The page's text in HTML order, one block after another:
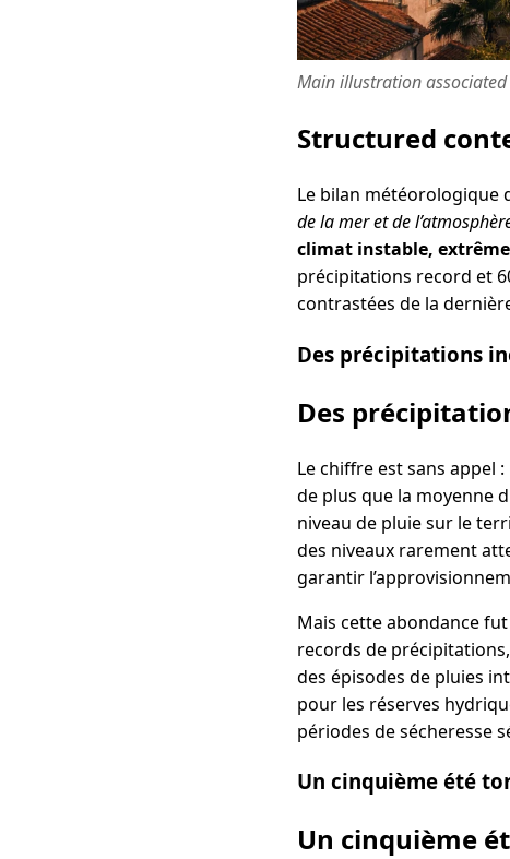
Main illustration
Structured
Le bilan météorologique
de la mer et de
climat instable,
précipitations record et
contrastées de la
Des précipitations
Des
Le chiffre est sans appel :
de plus que la moyenne
niveau de pluie sur le
des niveaux rarement
garantir
Mais cette abondance
records de
des épisodes de pluies
pour les réserves
périodes de sécheresse
Un cinquième été
Un cinquième